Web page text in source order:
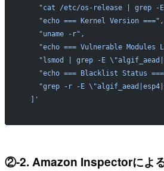
"cat /etc/os-release | grep -
    "echo === Kernel Version ===",
    "uname -r",
"echo === Vulnerable Modules
"lsmod | grep -E
"echo === Blacklist Status
"grep -r -E
  ]'
②-2. Amazon Inspectorによ